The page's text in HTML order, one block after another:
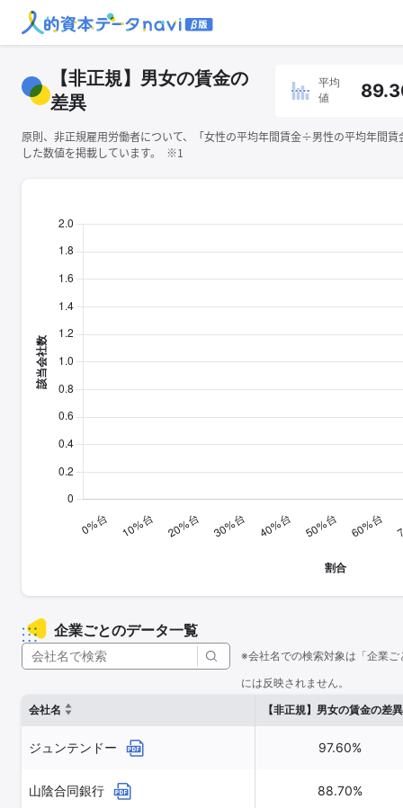
【非正規】男女の賃金の
差異
平均
値
原則、非正規雇用労働者について、「女性の平均年間賃金÷男性の平均年間
した数値を掲載しています。 ※1
企業ごとのデータ一覧
※会社名での検索対象は「企業
には反映されません。
会社名
【非正規】男女の賃金の差異
ジュンテンドー 97.60%
山陰合同銀行 88.70%